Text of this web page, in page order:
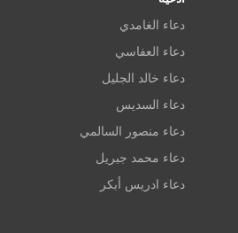
دعاء الغامدي
دعاء العفاسي
دعاء خالد الجليل
دعاء السديس
دعاء منصور السالمي
دعاء محمد جبريل
دعاء ادريس أبكر